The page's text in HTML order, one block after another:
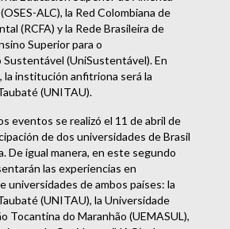
ALC), la Red Colombiana de
(RCFA) y la Rede Brasileira de
Superior para o
(UniSustentável). En
institución anfitriona será la
(UNITAU).
eventos se realizó el 11 de abril de
de dos universidades de Brasil
De igual manera, en este segundo
las experiencias en
universidades de ambos países: la
(UNITAU), la Universidade
Tocantina do Maranhão (UEMASUL),